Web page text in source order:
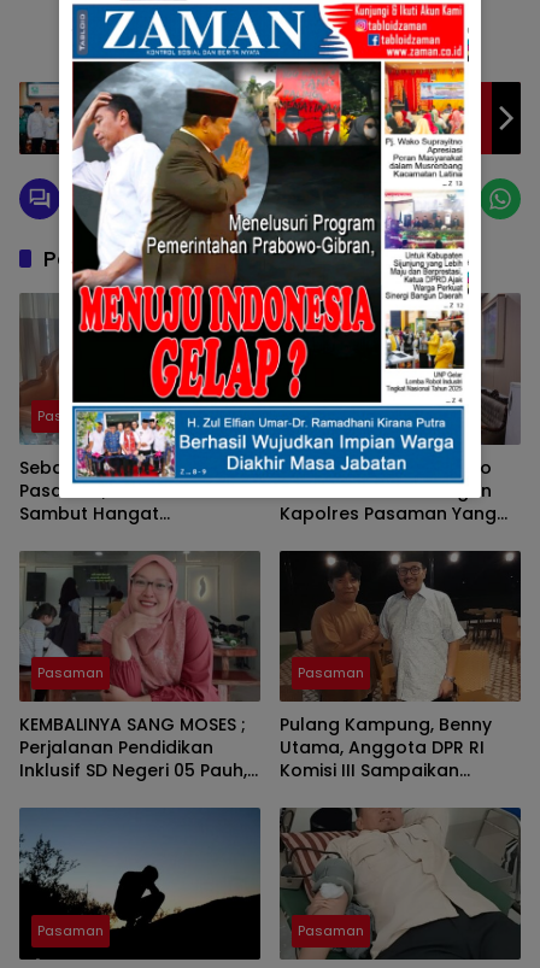
Wakil Bupati H. Candra Sampaikan LKPJ
Bupati Solok Tahun 2024 Pada Paripurna
DPRD
Pos Terkait
Pasaman
Sebagai Ketua DPRD
Pasaman, Nelfri Asfandi
Sambut Hangat
Tuah Saiyo.
Pasaman
Pers Bersatu Tuah Saiyo
Bersilahturahmi Dengan
Kapolres Pasaman Yang
Pasaman
KEMBALINYA SANG MOSES ;
Perjalanan Pendidikan
Inklusif SD Negeri 05 Pauh,
Oleh : Rahmawati Ismar SS
( Guru SDN Pauh , Lubuk
Sikaping, Pasaman.)
Pasaman
Pulang Kampung, Benny
Utama, Anggota DPR RI
Komisi III Sampaikan
Wartawan Di Pasaman
Pasaman Pasaman